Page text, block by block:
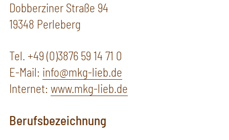
Dobberziner Straße 94
19348 Perleberg
Tel. +49 (0)3876 59 14 71 0
E-Mail: info@mkg-lieb.de
Internet: www.mkg-lieb.de
Berufsbezeichnung